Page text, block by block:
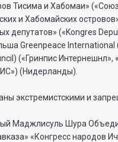
Тисима и Хабомаи»
и Хабомайских
депутатов» («Kongres
Greenpeace International
(«Гринпис Интернешнл»,
(Нидерланды).
экстремистскими и
Маджлисуль Шура
«Конгресс народов